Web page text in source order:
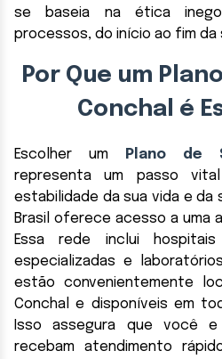
se baseia na ética
processos, do início ao fim da
Por Que um
Conchal é
Escolher um
Plano de
representa um passo
estabilidade da sua vida e da
Brasil oferece acesso a uma
Essa rede inclui
especializadas e
estão convenientemente
Conchal e disponíveis em
Isso assegura que você
recebam atendimento